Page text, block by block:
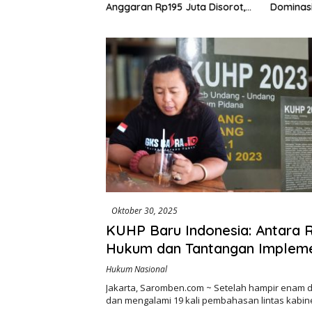
Anggaran Rp195 Juta Disorot,
Oktober 30, 2025
KUHP Baru Indonesia: Antara
Hukum dan Tantangan
Sosial
Hukum Nasional
Jakarta, Saromben.com ~ Setelah hampir enam
dan mengalami 19 kali pembahasan lintas